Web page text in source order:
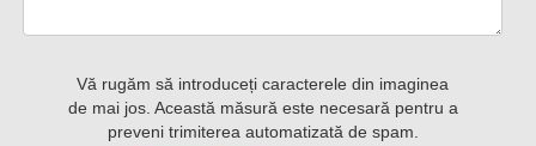
Vă rugăm să introduceți caracterele din imaginea
de mai jos. Această măsură este necesară pentru a
preveni trimiterea automatizată de spam.